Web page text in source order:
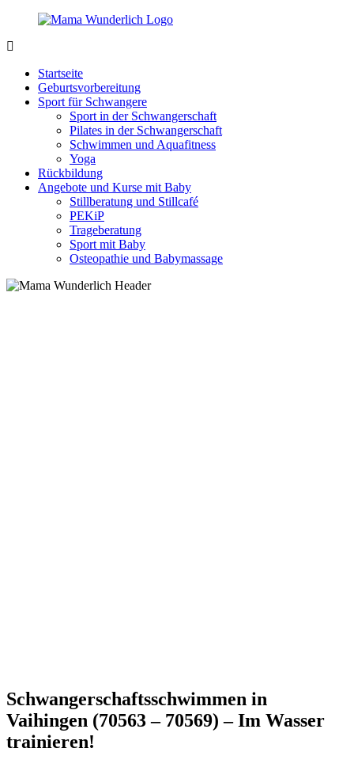
Zurück
Inhalt
sein
wunderbar!
Startseite
Geburtsvorbereitung
Sport für Schwangere
Sport in der Schwangerschaft
Pilates in der Schwangerschaft
Schwimmen und Aquafitness
Yoga
Rückbildung
Angebote und Kurse mit Baby
Stillberatung und Stillcafé
PEKiP
Trageberatung
Sport mit Baby
Osteopathie und Babymassage
Schwangerschaftsschwimmen in
Vaihingen (70563 – 70569) – Im Wasser
trainieren!